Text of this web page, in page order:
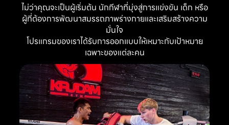
ไม่ว่าคุณจะเป็นผู้เริ่มต้น นักกีฬาที่มุ่งสู่การแข่งขัน เด็ก หรือ
ผู้ที่ต้องการพัฒนาสมรรถภาพร่างกายและเสริมสร้างความ
มั่นใจ
โปรแกรมของเราได้รับการออกแบบให้เหมาะกับเป้าหมาย
เฉพาะของแต่ละคน